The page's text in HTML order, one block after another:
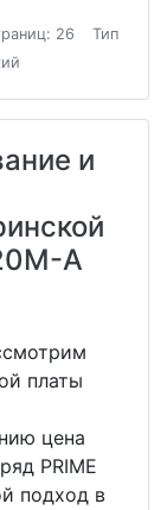
26
Тип
и
А
платы
цена
PRIME
подход в